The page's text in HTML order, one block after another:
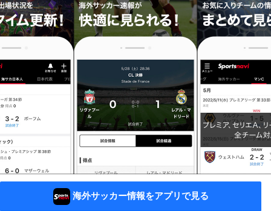
海外サッカー情報をアプリで見る